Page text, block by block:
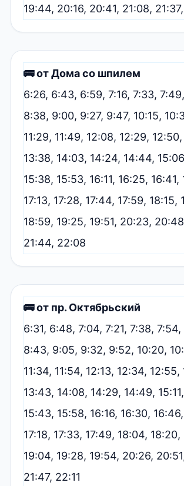
19:44, 20:16, 20:41, 21:08,
🚌 от Дома со шпилем
6:26, 6:43, 6:59, 7:16, 7:33,
8:38, 9:00, 9:27, 9:47, 10:15,
11:29, 11:49, 12:08, 12:29, 12:50,
13:38, 14:03, 14:24, 14:44,
15:38, 15:53, 16:11, 16:25, 16:41,
17:13, 17:28, 17:44, 17:59, 18:15,
18:59, 19:25, 19:51, 20:23,
21:44, 22:08
🚌 от пр. Октябрьский
6:31, 6:48, 7:04, 7:21, 7:38,
8:43, 9:05, 9:32, 9:52, 10:20,
11:34, 11:54, 12:13, 12:34, 12:55,
13:43, 14:08, 14:29, 14:49,
15:43, 15:58, 16:16, 16:30,
17:18, 17:33, 17:49, 18:04, 18:20,
19:04, 19:28, 19:54, 20:26,
21:47, 22:11